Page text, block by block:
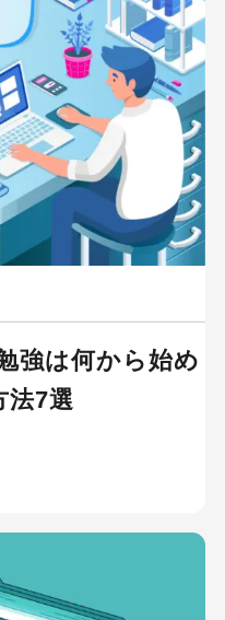
強は何から始め
法7選